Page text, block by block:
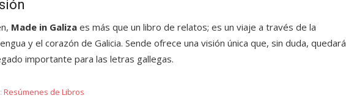
Made in Galiza es más que un libro de relatos; es un viaje a través de la
y el corazón de Galicia. Sende ofrece una visión única que, sin duda, quedará
importante para las letras gallegas.
Resúmenes de Libros